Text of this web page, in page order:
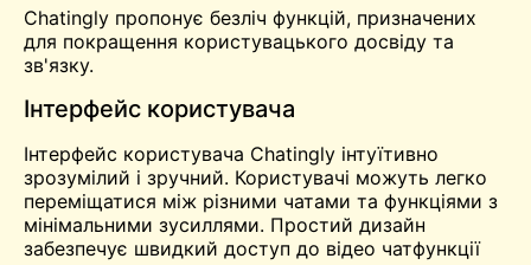
Chatingly пропонує безліч функцій, призначених
для покращення користувацького досвіду та
зв'язку.
Інтерфейс користувача
Інтерфейс користувача Chatingly інтуїтивно
зрозумілий і зручний. Користувачі можуть легко
переміщатися між різними чатами та функціями з
мінімальними зусиллями. Простий дизайн
забезпечує швидкий доступ до відео чатфункції